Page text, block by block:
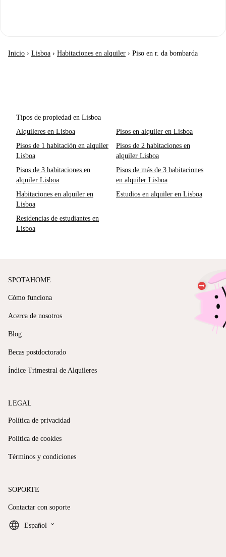
Inicio › Lisboa › Habitaciones en alquiler › Piso en r. da bombarda
Tipos de propiedad en Lisboa
Alquileres en Lisboa
Pisos en alquiler en Lisboa
Pisos de 1 habitación en alquiler
Lisboa
Pisos de 2 habitaciones en
alquiler Lisboa
Pisos de 3 habitaciones en
alquiler Lisboa
Pisos de más de 3 habitaciones
en alquiler Lisboa
Habitaciones en alquiler en
Lisboa
Estudios en alquiler en Lisboa
Residencias de estudiantes en
Lisboa
SPOTAHOME
Cómo funciona
Acerca de nosotros
Blog
Becas postdoctorado
Índice Trimestral de Alquileres
LEGAL
Política de privacidad
Política de cookies
Términos y condiciones
SOPORTE
Contactar con soporte
Español keyboard_arrow_down